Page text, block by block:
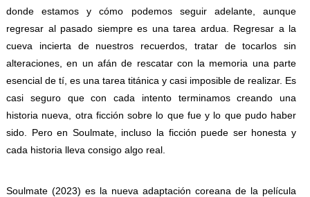
donde estamos y cómo podemos seguir adelante, aunque
regresar al pasado siempre es una tarea ardua. Regresar a la
cueva incierta de nuestros recuerdos, tratar de tocarlos sin
alteraciones, en un afán de rescatar con la memoria una parte
esencial de tí, es una tarea titánica y casi imposible de realizar. Es
casi seguro que con cada intento terminamos creando una
historia nueva, otra ficción sobre lo que fue y lo que pudo haber
sido. Pero en Soulmate, incluso la ficción puede ser honesta y
cada historia lleva consigo algo real.
Soulmate (2023) es la nueva adaptación coreana de la película